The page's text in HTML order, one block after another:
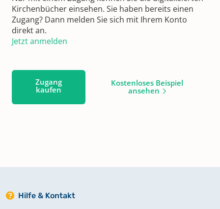
Kirchenbücher einsehen. Sie haben bereits einen
Zugang? Dann melden Sie sich mit Ihrem Konto
direkt an.
Jetzt anmelden
Zugang
kaufen
Kostenloses Beispiel
ansehen
Hilfe & Kontakt